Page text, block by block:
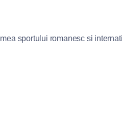
sportului romanesc si